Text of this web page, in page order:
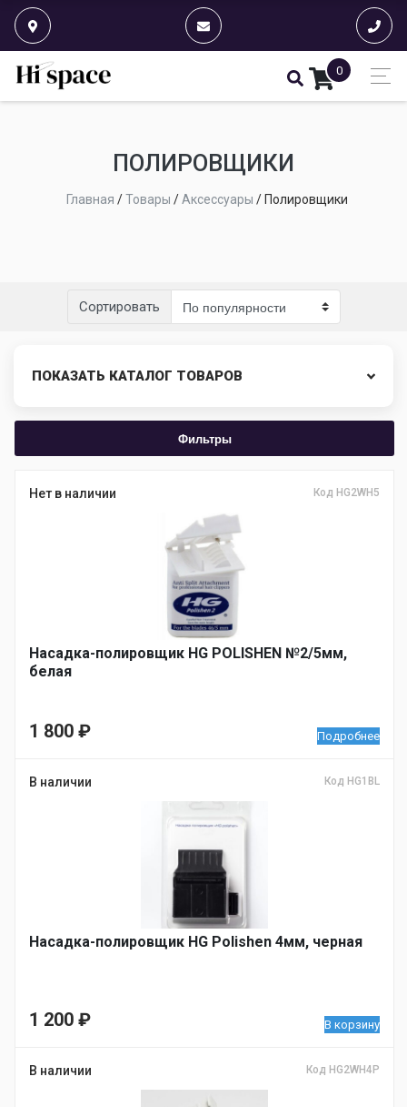
0
ПОЛИРОВЩИКИ
Главная /Товары /Аксессуары / Полировщики
Сортировать
ПОКАЗАТЬ КАТАЛОГ ТОВАРОВ
Нет в наличии Код HG2WH5
Насадка-полировщик HG POLISHEN №2/5мм,
белая
1 800 ₽ Подробнее
В наличии Код HG1BL
Насадка-полировщик HG Polishen 4мм, черная
1 200 ₽ В корзину
В наличии Код HG2WH4P
Фильтры